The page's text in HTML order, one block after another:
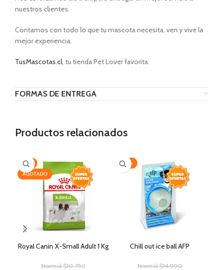
nuestros clientes.
Contamos con todo lo que tu mascota necesita, ven y vive la
mejor experiencia.
TusMascotas.cl, tu tienda Pet Lover favorita.
FORMAS DE ENTREGA
Productos relacionados
-7%
AGOTADO
Royal Canin X-Small Adult 1 Kg
Normal$10.750
-20%
Chill out ice ball AFP
Normal$14.990